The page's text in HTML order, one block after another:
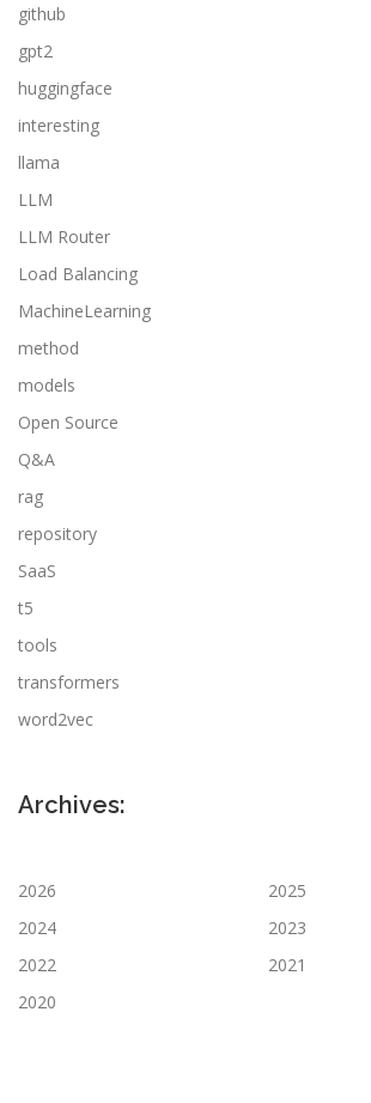
github
gpt2
huggingface
interesting
llama
LLM
LLM Router
Load Balancing
MachineLearning
method
models
Open Source
Q&A
rag
repository
SaaS
t5
tools
transformers
word2vec
Archives:
2026
2025
2024
2023
2022
2021
2020